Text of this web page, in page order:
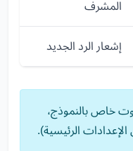
المشرف
إشعار الرد الجديد
خاص بالنموذج،
الرئيسية).